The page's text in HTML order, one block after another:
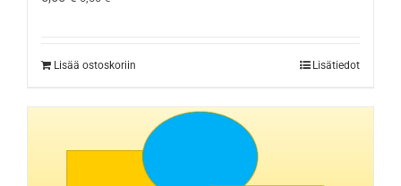
Lisää ostoskoriin Lisätiedot